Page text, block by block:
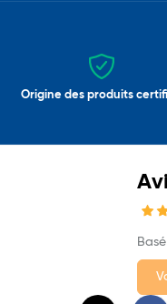
Origine des produits